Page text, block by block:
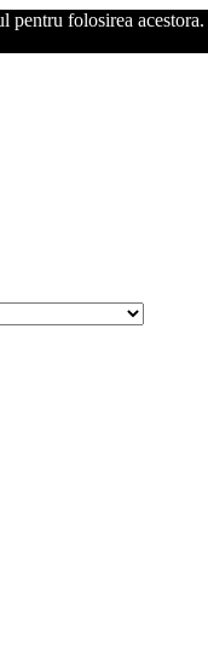
pentru folosirea acestora.